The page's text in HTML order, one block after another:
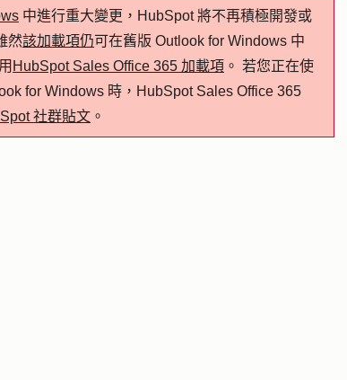
中進行重大變更，HubSpot 將不再積極開發或
然該加載項仍可在舊版 Outlook for Windows 中
HubSpot Sales Office 365 加載項 。 若您正在使
for Windows 時，HubSpot Sales Office 365
社群貼文 。